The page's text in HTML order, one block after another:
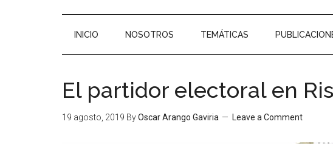
INICIO NOSOTROS TEMÁTICAS
El partidor electoral en
19 agosto, 2019 ByOscar Arango Gaviria Leave a Comment